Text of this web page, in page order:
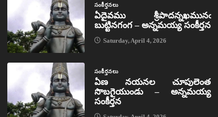
సంకీర్తనలు
ఏదైవము శ్రీపాదన్నఖమునఁ
బుట్టినగంగ – అన్నమయ్య సంకీర్తన
Saturday, April 4, 2026
సంకీర్తనలు
ఏణ నయనల చూపులెంత
సొబగైయుండు – అన్నమయ్య
సంకీర్తన